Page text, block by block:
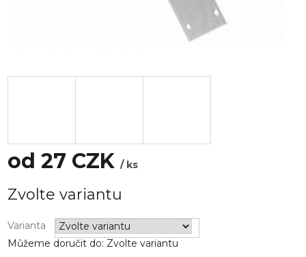
od27 CZK / ks
cena:
Zvolte variantu
Varianta
Můžeme doručit do: Zvolte variantu